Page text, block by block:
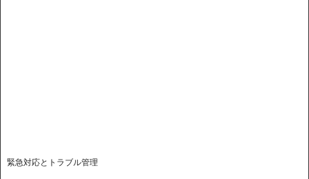
緊急対応とトラブル管理